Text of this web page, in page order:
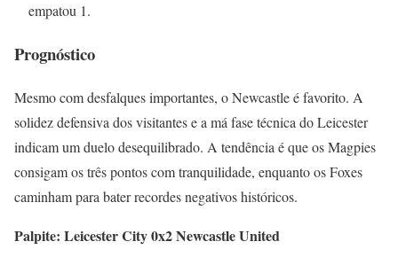
empatou 1.
Prognóstico
Mesmo com desfalques importantes, o Newcastle é favorito. A
solidez defensiva dos visitantes e a má fase técnica do Leicester
indicam um duelo desequilibrado. A tendência é que os Magpies
consigam os três pontos com tranquilidade, enquanto os Foxes
caminham para bater recordes negativos históricos.
Palpite: Leicester City 0x2 Newcastle United